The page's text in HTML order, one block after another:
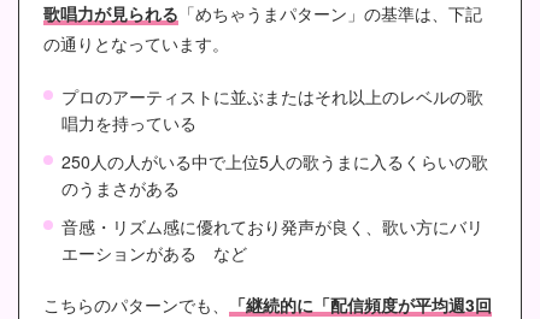
歌唱力が見られる 「めちゃうまパターン」の基準は、下記
の通りとなっています。
プロのアーティストに並ぶまたはそれ以上のレベルの歌
唱力を持っている
250人の人がいる中で上位5人の歌うまに入るくらいの歌
のうまさがある
音感・リズム感に優れており発声が良く、歌い方にバリ
エーションがある など
こちらのパターンでも、
「継続的に「配信頻度が平均週3回